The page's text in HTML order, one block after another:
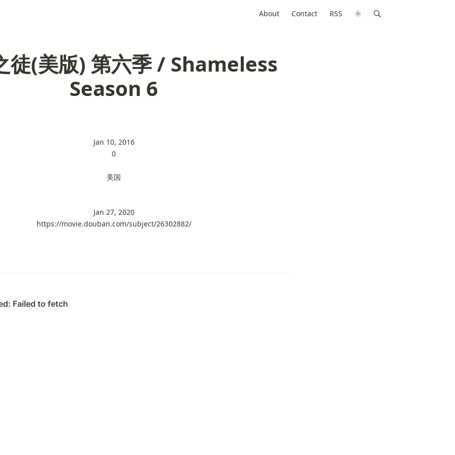
About Contact RSS
徒(美版) 第六季 / Shameless
Season 6
Jan 10, 2016
0
美国
Jan 27, 2020
https://movie.douban.com/subject/26302882/